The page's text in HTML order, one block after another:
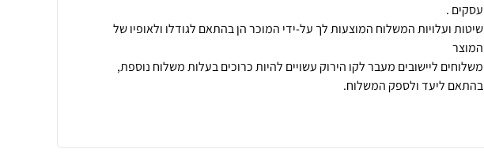
עסקים .
שיטות ועלויות המשלוח המוצעות לך על-ידי המוכר הן בהתאם לגודלו ולאופיו של
המוצר
משלוחים ליישובים מעבר לקו הירוק עשויים להיות כרוכים בעלות משלוח נוספת,
בהתאם ליעד ולספק המשלוח.